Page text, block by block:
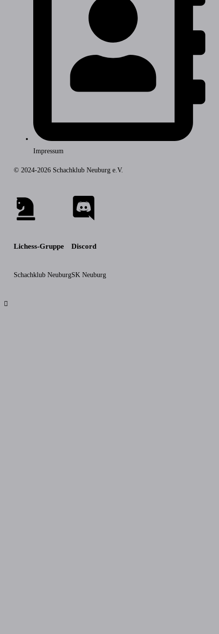
Impressum
© 2024-2026 Schachklub Neuburg e.V.
Lichess-Gruppe
Schachklub Neuburg
Discord
SK Neuburg